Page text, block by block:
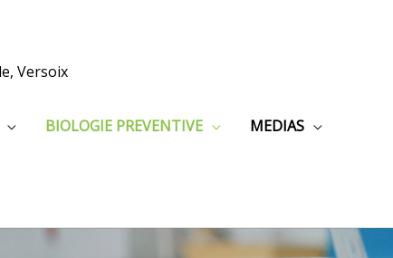
Versoix
BIOLOGIE PREVENTIVE MEDIAS